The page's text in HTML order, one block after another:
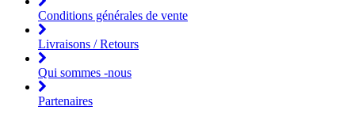
Conditions générales de vente
Livraisons / Retours
Qui sommes -nous
Partenaires